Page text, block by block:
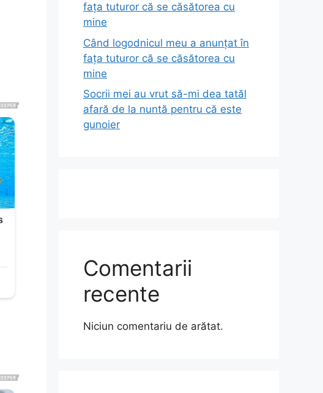
fața tuturor că se căsătorea cu
mine
Când logodnicul meu a anunțat în
fața tuturor că se căsătorea cu
mine
Socrii mei au vrut să-mi dea tatăl
afară de la nuntă pentru că este
gunoier
Comentarii
recente
Niciun comentariu de arătat.